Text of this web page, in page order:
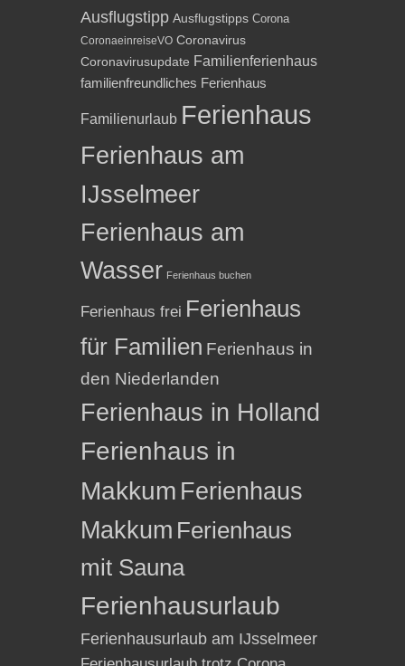
Ausflugstipp Ausflugstipps Corona
CoronaeinreiseVO Coronavirus
Coronavirusupdate Familienferienhaus
familienfreundliches Ferienhaus
Familienurlaub Ferienhaus
Ferienhaus am
IJsselmeer
Ferienhaus am
Wasser Ferienhaus buchen
Ferienhaus frei Ferienhaus
für Familien Ferienhaus in
den Niederlanden
Ferienhaus in Holland
Ferienhaus in
Makkum Ferienhaus
Makkum Ferienhaus
mit Sauna
Ferienhausurlaub
Ferienhausurlaub am IJsselmeer